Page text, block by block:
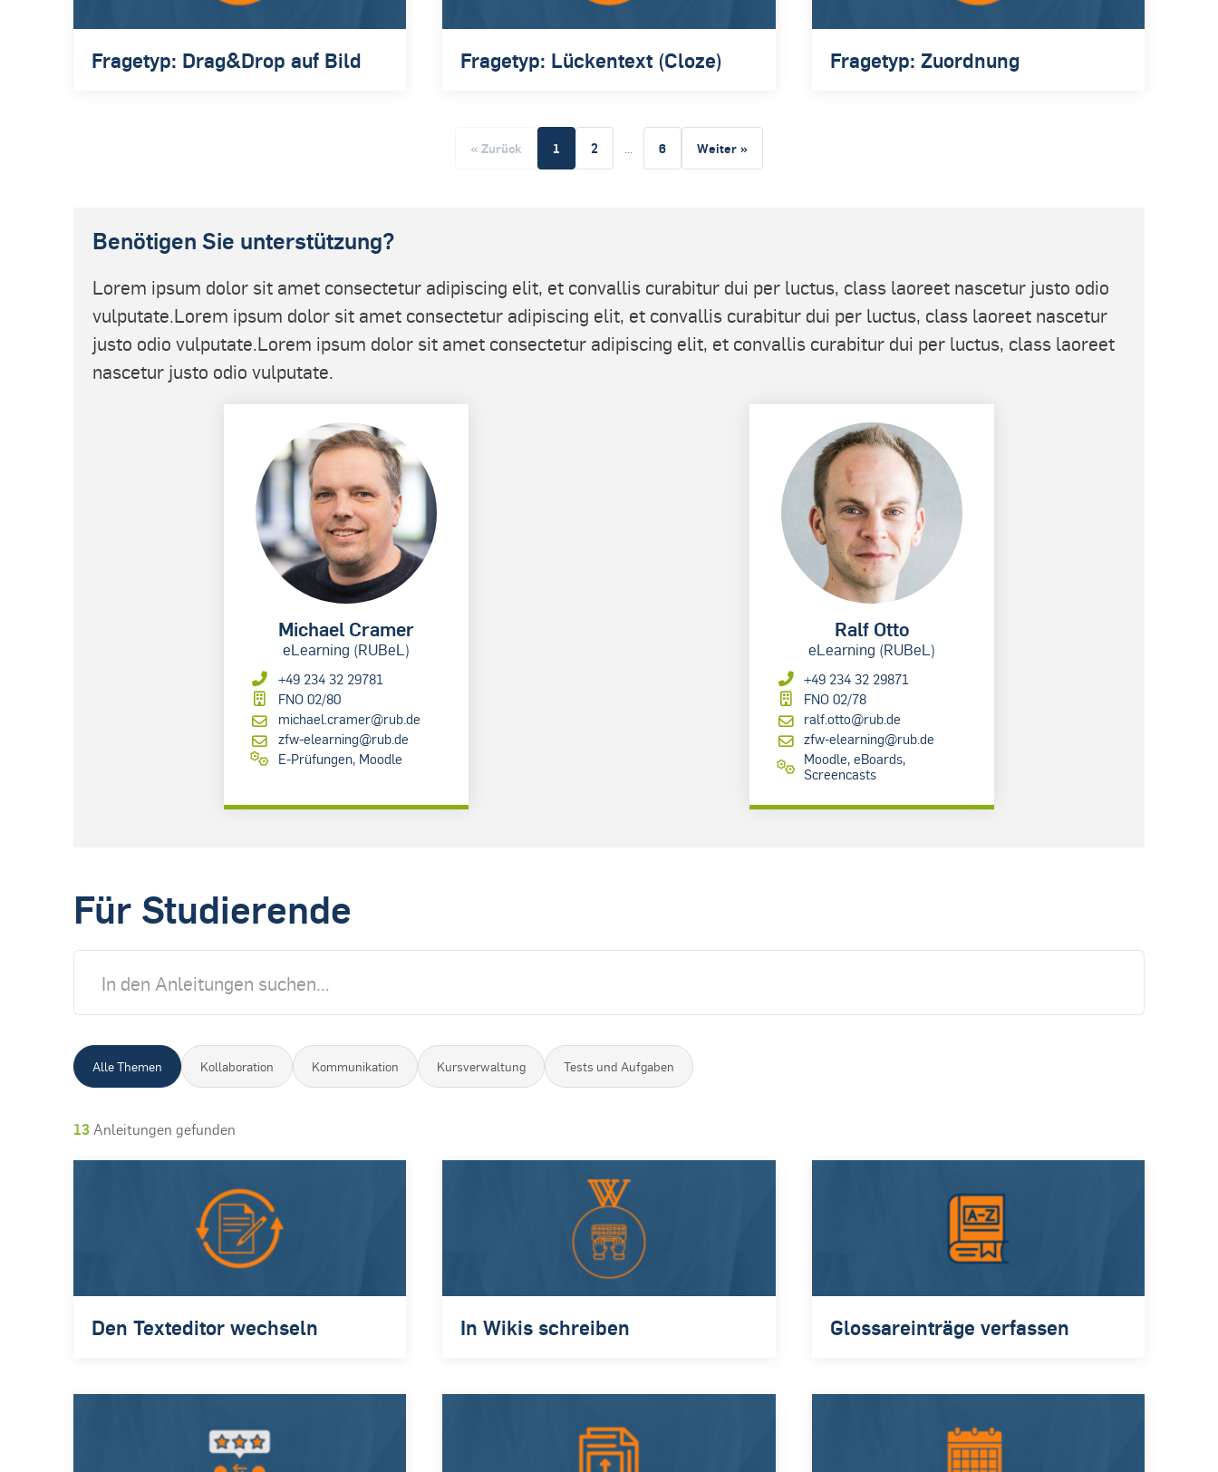
Fragetyp: Drag&Drop auf Bild Fragetyp: Lückentext (Cloze) Fragetyp: Zuordnung
« Zurück 1 2 6 Weiter »
Benötigen Sie unterstützung?
Lorem ipsum dolor sit amet consectetur adipiscing elit, et convallis curabitur dui per luctus, class laoreet nascetur justo odio
vulputate.Lorem ipsum dolor sit amet consectetur adipiscing elit, et convallis curabitur dui per luctus, class laoreet nascetur
justo odio vulputate.Lorem ipsum dolor sit amet consectetur adipiscing elit, et convallis curabitur dui per luctus, class laoreet
nascetur justo odio vulputate.
Michael Cramer
eLearning (RUBeL)
+49 234 32 29781
FNO 02/80
michael.cramer@rub.de
zfw-elearning@rub.de
E-Prüfungen, Moodle
Ralf Otto
eLearning (RUBeL)
+49 234 32 29871
FNO 02/78
ralf.otto@rub.de
zfw-elearning@rub.de
Moodle, eBoards,
Screencasts
Für Studierende
Alle Themen Kollaboration Kommunikation Kursverwaltung Tests und Aufgaben
13Anleitungen gefunden
Den Texteditor wechseln In Wikis schreiben Glossareinträge verfassen